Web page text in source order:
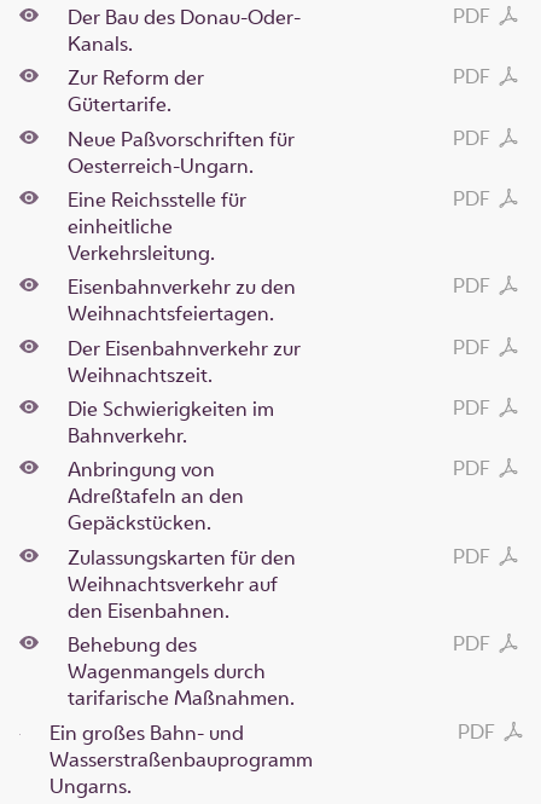
PDF
Der Bau des Donau-Oder-
Kanals.
PDF
Zur Reform der
Gütertarife.
PDF
Neue Paßvorschriften für
Oesterreich-Ungarn.
PDF
Eine Reichsstelle für
einheitliche
Verkehrsleitung.
PDF
Eisenbahnverkehr zu den
Weihnachtsfeiertagen.
PDF
Der Eisenbahnverkehr zur
Weihnachtszeit.
PDF
Die Schwierigkeiten im
Bahnverkehr.
PDF
Anbringung von
Adreßtafeln an den
Gepäckstücken.
PDF
Zulassungskarten für den
Weihnachtsverkehr auf
den Eisenbahnen.
PDF
Behebung des
Wagenmangels durch
tarifarische Maßnahmen.
PDF
Ein großes Bahn- und
Wasserstraßenbauprogramm
Ungarns.